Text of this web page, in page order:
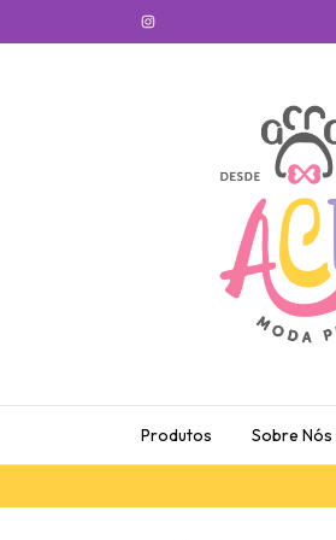
Produtos Sobre Nós